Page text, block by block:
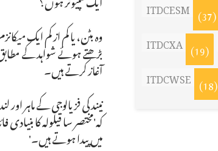
وہ بٹن، یا کم از کم ایک
بڑھتے ہوئے شواہد کے
آغاز کرتے ہیں۔
نیند کی فزیالوجی کے
کہ'مختصر سا قیلولہ کا
میں پیدا ہوتے ہیں۔'
ITDCESM (37)
ITDCXA (19)
ITDCWSE (18)